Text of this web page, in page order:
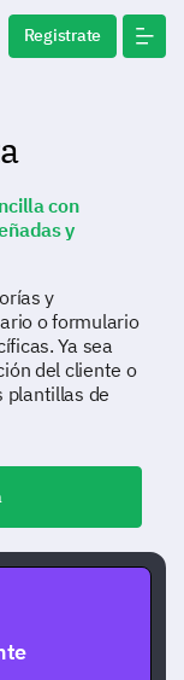
Registrate
con
y
y
o formulario
Ya sea
del cliente o
plantillas de